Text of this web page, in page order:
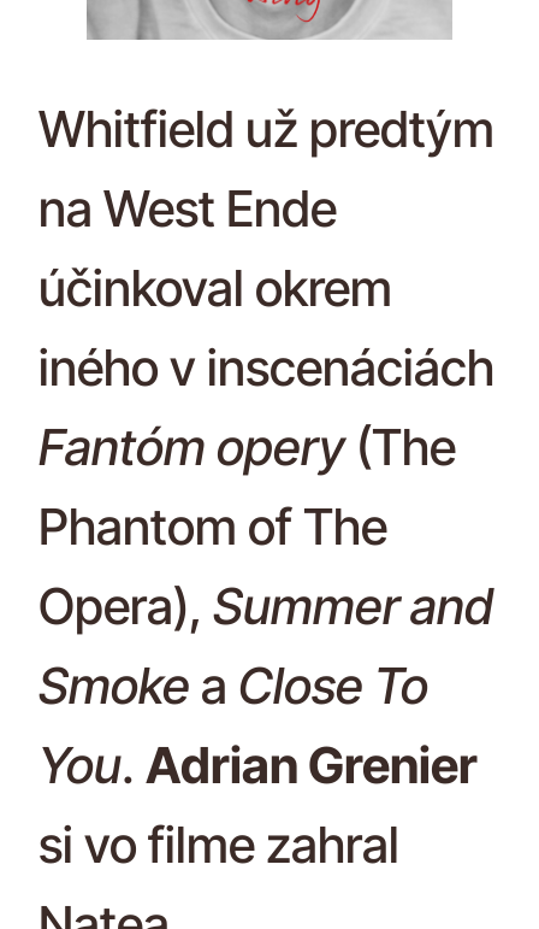
Whitfield už predtým
na West Ende
účinkoval okrem
iného v inscenáciách
Fantóm opery(The
Phantom of The
Opera), Summer and
Smoke a Close To
You. Adrian Grenier
si vo filme zahral